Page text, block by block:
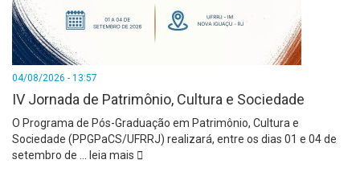
04/08/2026 - 13:57
IV Jornada de Patrimônio, Cultura e Sociedade
O Programa de Pós-Graduação em Patrimônio, Cultura e
Sociedade (PPGPaCS/UFRRJ) realizará, entre os dias 01 e 04 de
setembro de … leia mais